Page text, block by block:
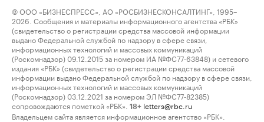
© ООО «БИЗНЕСПРЕСС», АО «РОСБИЗНЕСКОНСАЛТИНГ», 1995–
2026. Сообщения и материалы информационного агентства «РБК»
(свидетельство о регистрации средства массовой информации
выдано Федеральной службой по надзору в сфере связи,
информационных технологий и массовых коммуникаций
(Роскомнадзор) 09.12.2015 за номером ИА №ФС77-63848) и сетевого
издания «РБК» (свидетельство о регистрации средства массовой
информации выдано Федеральной службой по надзору в сфере связи,
информационных технологий и массовых коммуникаций
(Роскомнадзор) 03.12.2021 за номером ЭЛ №ФС77-82385)
сопровождаются пометкой «РБК».
18+ letters@rbc.ru
Владельцем сайта является информационное агентство «РБК».